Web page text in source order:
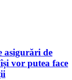
asigurări de
vor putea face